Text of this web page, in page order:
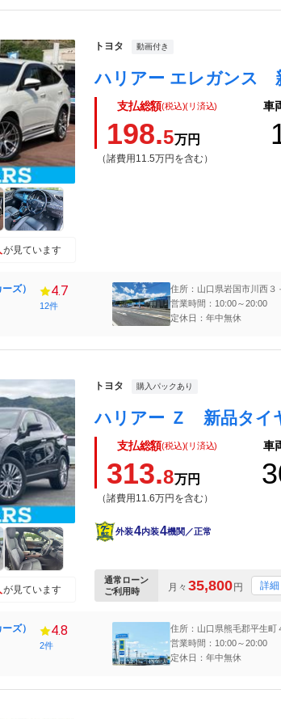
が見ています
トヨタ 動画付き
支払総額(税込)(リ済込)
198.5万円
（諸費用11.5万円を含む）
車
ズ）
4.7
12件
住所：山口県岩国市川西３
営業時間：10:00～20:00
定休日：年中無休
が見ています
トヨタ 購入パックあり
支払総額(税込)(リ済込)
313.8万円
（諸費用11.6万円を含む）
車
外装4内装4機関／正常
通常ローン
ご利用時
月々 35,800円 詳細
ズ）
4.8
2件
住所：山口県熊毛郡平生町
営業時間：10:00～20:00
定休日：年中無休